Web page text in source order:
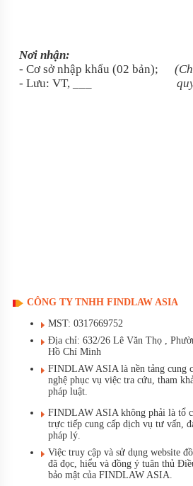
Nơi nhận:
-Cơ sở nhập khẩu (02 bản);
-Lưu: VT,
CÔNG TY TNHH FINDLAW ASIA
MST: 0317669752
Địa chỉ: 632/26 Lê Văn Thọ ,
Hồ Chí Minh
FINDLAW ASIA là nền tảng cung
nghệ phục vụ việc tra cứu, tham
pháp luật.
FINDLAW ASIA không phải là tổ
trực tiếp cung cấp dịch vụ tư vấn,
pháp lý.
Việc truy cập và sử dụng website
đã đọc, hiểu và đồng ý tuân thủ
bảo mật của FINDLAW ASIA.